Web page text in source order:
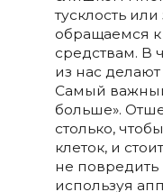
тусклость
обращаемся
средствам. В
из нас
Самый
больше».
столько,
клеток, и
не
используя